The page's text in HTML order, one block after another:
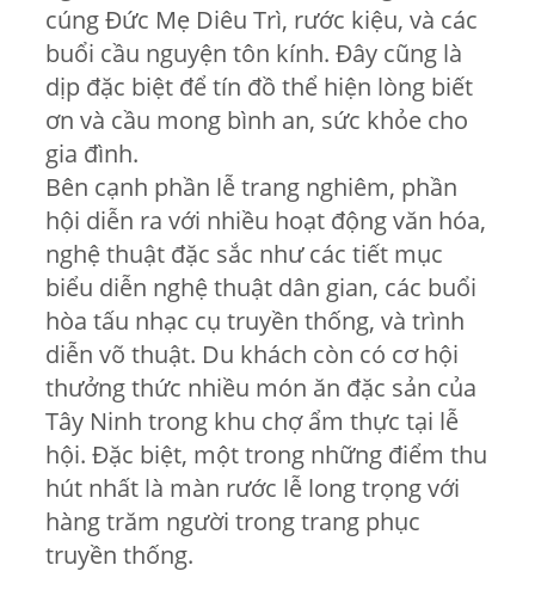
cúng Đức Mẹ Diêu Trì, rước kiệu, và các
buổi cầu nguyện tôn kính. Đây cũng là
dịp đặc biệt để tín đồ thể hiện lòng biết
ơn và cầu mong bình an, sức khỏe cho
gia đình.
Bên cạnh phần lễ trang nghiêm, phần
hội diễn ra với nhiều hoạt động văn hóa,
nghệ thuật đặc sắc như các tiết mục
biểu diễn nghệ thuật dân gian, các buổi
hòa tấu nhạc cụ truyền thống, và trình
diễn võ thuật. Du khách còn có cơ hội
thưởng thức nhiều món ăn đặc sản của
Tây Ninh trong khu chợ ẩm thực tại lễ
hội. Đặc biệt, một trong những điểm thu
hút nhất là màn rước lễ long trọng với
hàng trăm người trong trang phục
truyền thống.